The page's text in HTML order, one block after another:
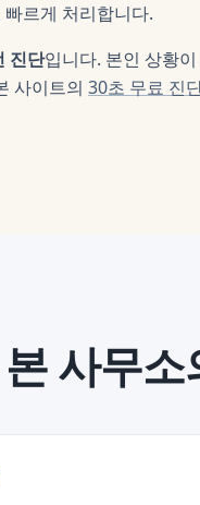
르게 처리합니다.
진단입니다. 본인 상황이
사이트의 30초 무료 진
사무소